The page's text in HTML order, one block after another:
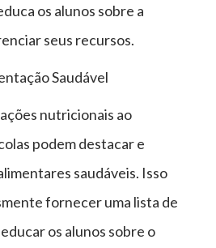
os alunos sobre a
seus recursos.
Saudável
nutricionais ao
podem destacar e
saudáveis. Isso
fornecer uma lista de
os alunos sobre o